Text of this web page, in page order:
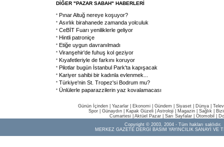
DİĞER "PAZAR SABAH" HABERLERİ
Pınar Altuğ nereye koşuyor?
Asırlık birahanede zamanda yolculuk
CeBİT Fuarı yeniliklerle geliyor
Hintli patroniçe
Etiğe uygun davranılmadı
Viranşehir'de fuhuş kol geziyor
Kıyafetleriyle de farkını koruyor
Pilotlar bugün İstanbul Park'ta kapışacak
Kariyer sahibi bir kadınla evlenmek...
Türkiye'nin St. Tropez'si Bodrum mu?
Ünlülerle paparazzilerin yaz kovalamacası
Günün İçinden Yazarlar Ekonomi Gündem Siyaset Dünya |
Spor
Günaydın Kapak Güzeli Astroloji Magazin Sağlık
Cumartesi| Aktüel Pazar| Sarı Sayfalar| Otomobil
Copyright © 2003, 2004 - Tüm hakları saklıdır.
MERKEZ GAZETE DERGİ BASIM YAYINCILIK SANAYİ VE